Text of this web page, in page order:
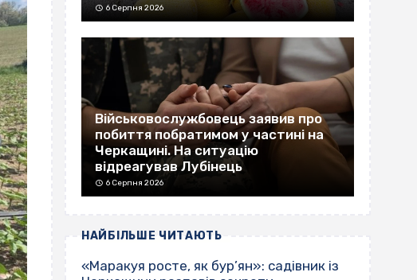
6 Серпня 2026
Військовослужбовець заявив про
побиття побратимом у частині на
Черкащині. На ситуацію
відреагував Лубінець
6 Серпня 2026
НАЙБІЛЬШЕ ЧИТАЮТЬ
«Маракуя росте, як бур’ян»: садівник із